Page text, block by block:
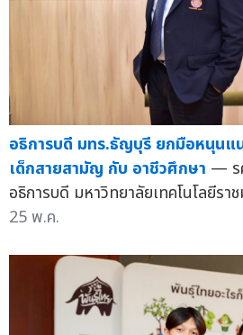
อธิการบดี มทร.ธัญบุรี ยกมือหนุนแ
เด็กสายสามัญ กับ อาชีวศึกษา — ร
อธิการบดี มหาวิทยาลัยเทคโนโลยีร
25 พ.ค.